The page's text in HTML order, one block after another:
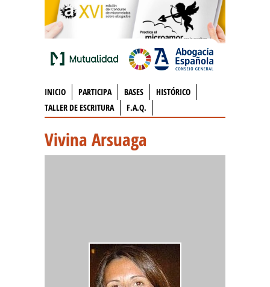
INICIO PARTICIPA BASES
HISTÓRICO
TALLER DE ESCRITURA
F.A.Q.
Vivina Arsuaga